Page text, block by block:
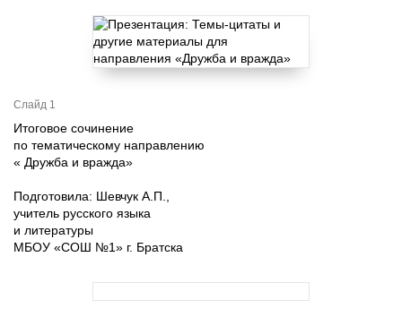
Слайд 1
Итоговое сочинение
по тематическому направлению
« Дружба и вражда»
Подготовила: Шевчук А.П.,
учитель русского языка
и литературы
МБОУ «СОШ №1» г. Братска